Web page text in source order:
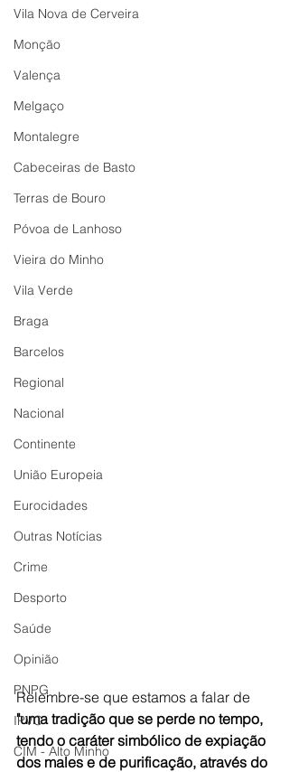
Vila Nova de Cerveira
Monção
Valença
Melgaço
Montalegre
Cabeceiras de Basto
Terras de Bouro
Póvoa de Lanhoso
Vieira do Minho
Vila Verde
Braga
Barcelos
Regional
Nacional
Continente
União Europeia
Eurocidades
Outras Notícias
Crime
Desporto
Saúde
Opinião
PNPG
IPVC
CIM - Alto Minho
Relembre-se que estamos a falar de
"uma tradição que se perde no tempo,
tendo o caráter simbólico de expiação
dos males e de purificação, através do